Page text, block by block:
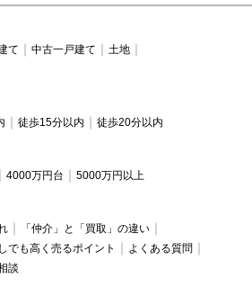
て 中古一戸建て
土地
徒歩15分以内 徒歩20分以内
4000万円台 5000万円以上
「仲介」と「買取」の違い
でも高く売るポイント
よくある質問
談